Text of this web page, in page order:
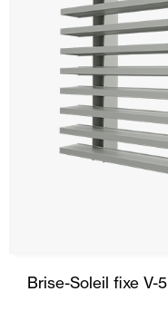
Brise-Soleil fixe V-5